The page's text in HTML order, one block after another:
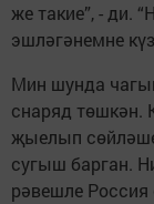
же такие”, - ди.
эшләгәнемне
Мин шунда
снаряд төшкән.
җыелып
сугыш барган.
рәвешле Россия